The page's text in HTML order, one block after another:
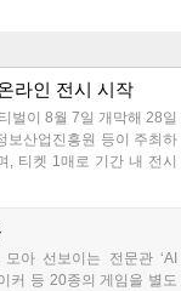
라인 전시 시작
벌이 8월 7일 개막해 28일
보산업진흥원 등이 주최하
, 티켓 1매로 기간 내 전시
키 부문 등 다양한 인디게
대 규모로 열려 인디게임
아 선보이는 전문관 ‘AI
커 등 20종의 게임을 별도